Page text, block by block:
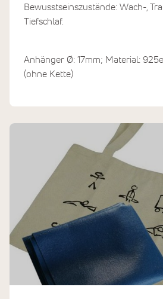
Bewusstseinszustände: Wach-,
Tiefschlaf.
Anhänger Ø: 17mm; Material:
(ohne Kette)